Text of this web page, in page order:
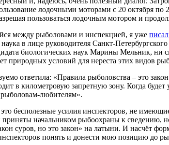
лодочными моторами с 20 октября
пользоваться лодочным мотором и
между рыболовами и инспекцией, я уже
в лице руководителя Санкт-
биологических наук Марины Мельник, ни
природных условий для нереста этих видов
ответила: «Правила рыболовства – это
в километровую запретную зону. Когда
рыболовам-любителям».
бесполезные усилия инспекторов, не
начальником рыбоохраны к сведению,
суров, но это закон» на латыни. И насчёт
понять и донести мою позицию до